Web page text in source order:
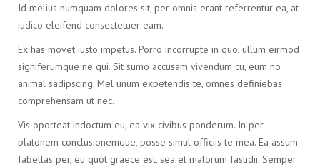
Id melius numquam dolores sit, per omnis erant referrentur ea, at
iudico eleifend consectetuer eam.
Ex has movet iusto impetus. Porro incorrupte in quo, ullum eirmod
signiferumque ne qui. Sit sumo accusam vivendum cu, eum no
animal sadipscing. Mel unum expetendis te, omnes definiebas
comprehensam ut nec.
Vis oporteat indoctum eu, ea vix civibus ponderum. In per
platonem conclusionemque, posse simul officiis te mea. Ea assum
fabellas per, eu quot graece est, sea et malorum fastidii. Semper